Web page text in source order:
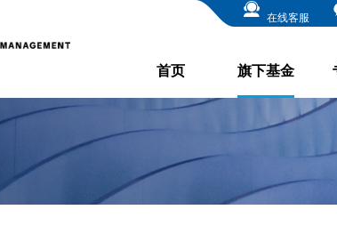
在线客服
首页 旗下基金